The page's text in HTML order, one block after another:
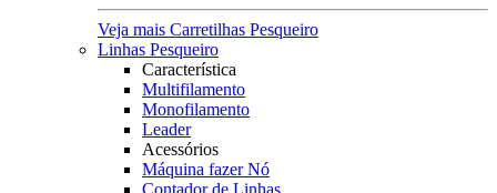
Veja mais Carretilhas Pesqueiro
Linhas Pesqueiro
Característica
Multifilamento
Monofilamento
Leader
Acessórios
Máquina fazer Nó
Contador de Linhas